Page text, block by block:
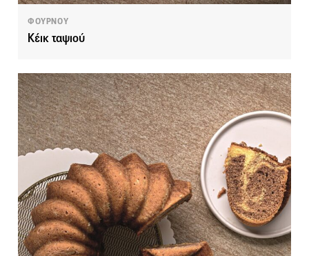
ΦΟΥΡΝΟΥ
Κέικ ταψιού